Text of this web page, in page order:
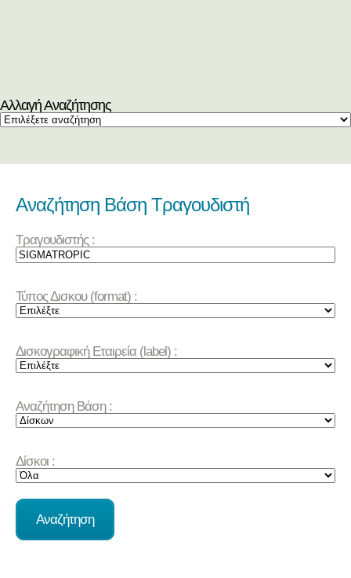
Αλλαγή Αναζήτησης
Αναζήτηση Βάση Τραγουδιστή
Τραγουδιστής :
Τύπος Δισκου (format) :
Δισκογραφική Εταιρεία (label) :
Αναζήτηση Βάση :
Δίσκοι :